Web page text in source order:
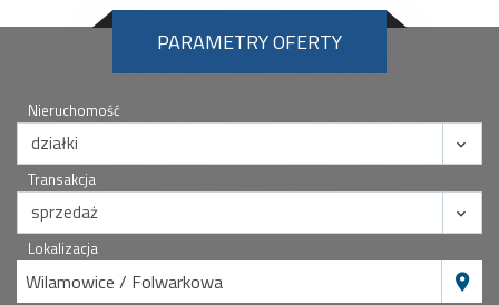
PARAMETRY OFERTY
Nieruchomość
Transakcja
Lokalizacja
Wilamowice / Folwarkowa